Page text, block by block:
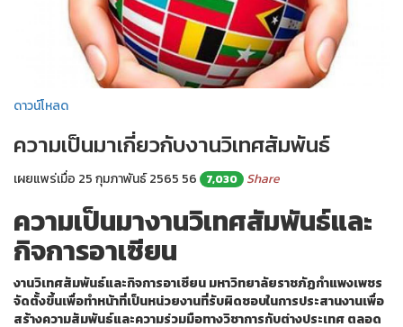
ดาวน์โหลด
ความเป็นมาเกี่ยวกับงานวิเทศสัมพันธ์
เผยแพร่เมื่อ 25 กุมภาพันธ์ 2565 56 7,030 Share
ความเป็นมางานวิเทศสัมพันธ์และ
กิจการอาเซียน
งานวิเทศสัมพันธ์และกิจการอาเซียน มหาวิทยาลัยราชภัฏกำแพงเพชร
จัดตั้งขึ้นเพื่อทำหน้าที่เป็นหน่วยงานที่รับผิดชอบในการประสานงานเพื่อ
สร้างความสัมพันธ์และความร่วมมือทางวิชาการกับต่างประเทศ ตลอด